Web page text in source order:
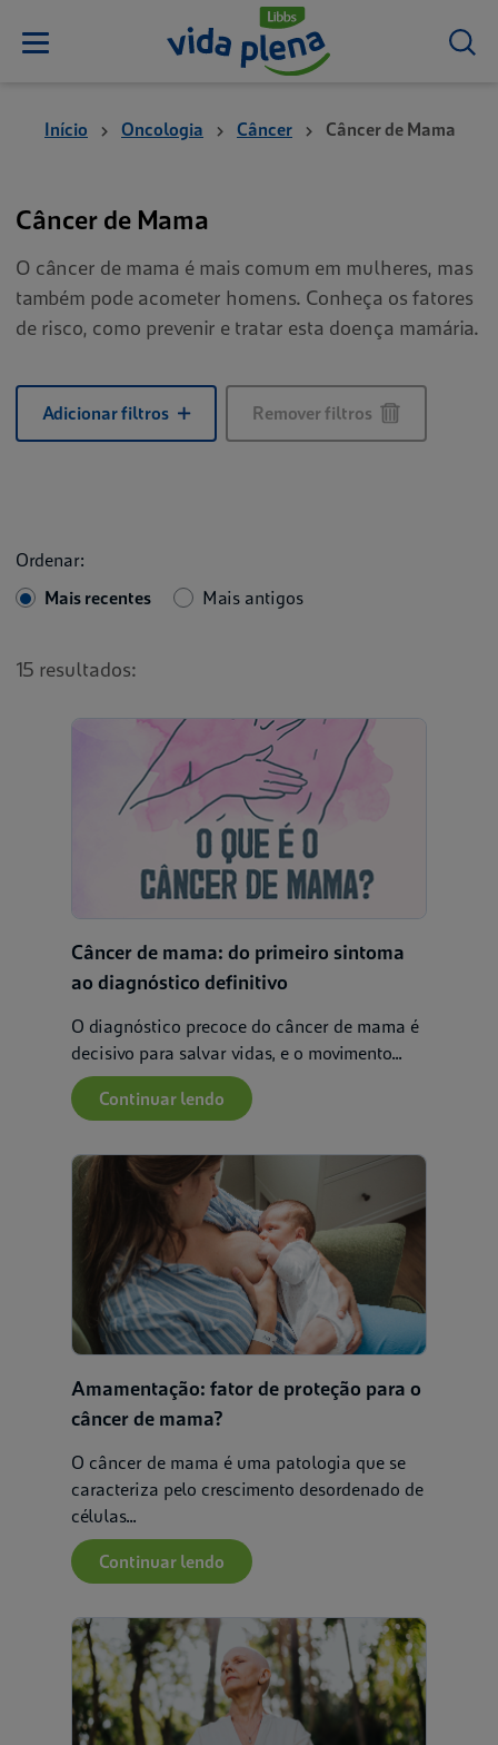
Início Oncologia Câncer Câncer de Mama
Câncer de Mama
O câncer de mama é mais comum em mulheres, mas
também pode acometer homens. Conheça os fatores
de risco, como prevenir e tratar esta doença mamária.
Adicionar filtros Remover filtros
Ordenar:
Mais recentes
Mais antigos
15 resultados:
Câncer de mama: do primeiro sintoma
ao diagnóstico definitivo
O diagnóstico precoce do câncer de mama é
decisivo para salvar vidas, e o movimento...
Continuar lendo
Amamentação: fator de proteção para o
câncer de mama?
O câncer de mama é uma patologia que se
caracteriza pelo crescimento desordenado de
células...
Continuar lendo